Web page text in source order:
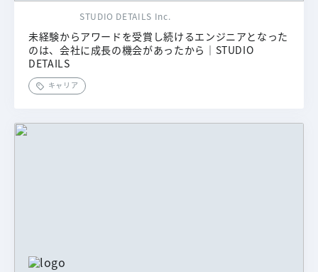
STUDIO DETAILS Inc.
未経験からアワードを受賞し続けるエンジニアとなった
のは、会社に成長の機会があったから｜STUDIO
DETAILS
キャリア